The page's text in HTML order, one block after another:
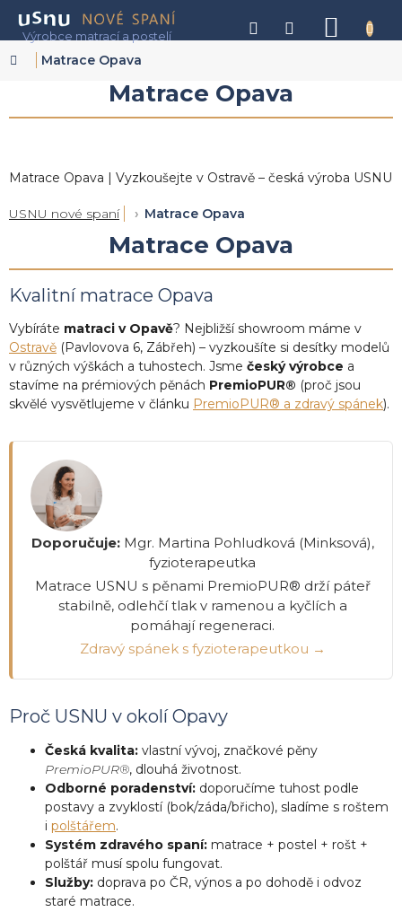
obsah
Domů
Matrace Opava
Matrace Opava
Matrace Opava | Vyzkoušejte v Ostravě – česká výroba USNU
USNU nové spaní Matrace Opava
Matrace Opava
Kvalitní matrace Opava
Vybíráte matraci v Opavě? Nejbližší showroom máme v
Ostravě (Pavlovova 6, Zábřeh) – vyzkoušíte si desítky modelů
v různých výškách a tuhostech. Jsme český výrobce a
stavíme na prémiových pěnách PremioPUR® (proč jsou
skvělé vysvětlujeme v článku PremioPUR® a zdravý spánek).
Doporučuje:Mgr. Martina Pohludková (Minksová),
fyzioterapeutka
Matrace USNU s pěnami PremioPUR® drží páteř
stabilně, odlehčí tlak v ramenou a kyčlích a
pomáhají regeneraci.
Zdravý spánek s fyzioterapeutkou →
Proč USNU v okolí Opavy
Česká kvalita: vlastní vývoj, značkové pěny
PremioPUR®, dlouhá životnost.
Odborné poradenství: doporučíme tuhost podle
postavy a zvyklostí (bok/záda/břicho), sladíme s roštem
i polštářem.
Systém zdravého spaní: matrace + postel + rošt +
polštář musí spolu fungovat.
Služby: doprava po ČR, výnos a po dohodě i odvoz
staré matrace.